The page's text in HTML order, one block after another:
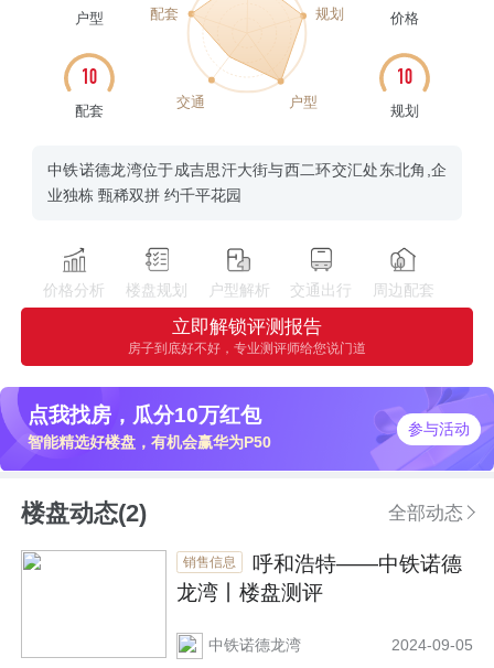
户型
10
配套
价格
10
规划
户型
交通
配套 规划
中铁诺德龙湾位于成吉思汗大街与西二环交汇处东北角,企
业独栋 甄稀双拼 约千平花园
价格分析 楼盘规划 户型解析 交通出行 周边配套
立即解锁评测报告
房子到底好不好，专业测评师给您说门道
点我找房，瓜分10万红包
智能精选好楼盘，有机会赢华为P50
参与活动
楼盘动态(2) 全部动态
销售信息
龙湾丨楼盘测评
中铁诺德龙湾 2024-09-05